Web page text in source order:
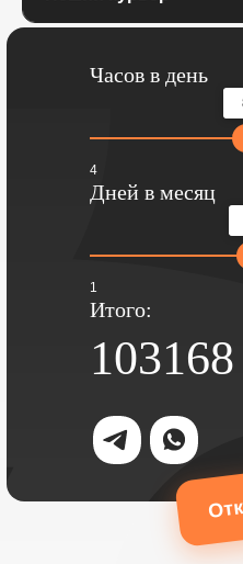
Часов в день
4
Дней в месяц
1
Итого:
103168